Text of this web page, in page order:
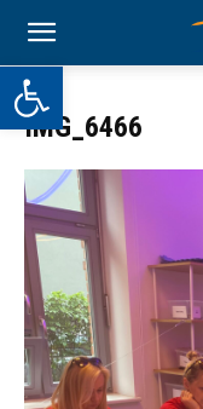
Otwórz pasek narzędzi
IMG_6466